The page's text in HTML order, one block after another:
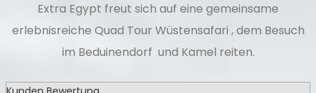
Extra Egypt freut sich auf eine gemeinsame
erlebnisreiche Quad Tour Wüstensafari , dem Besuch
im Beduinendorf und Kamel reiten.